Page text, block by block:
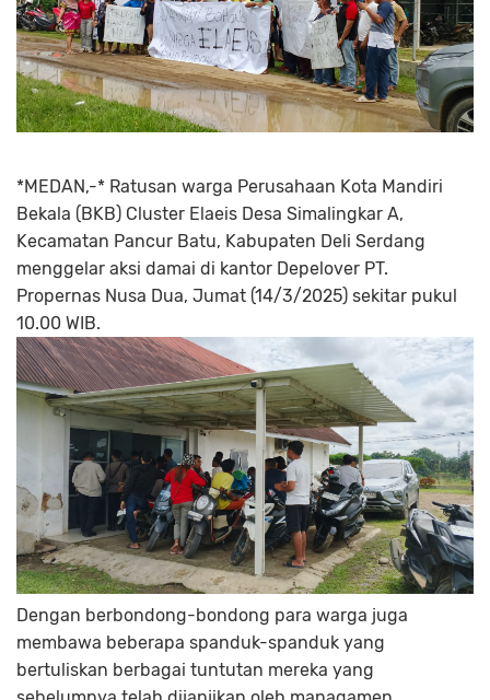
*MEDAN,-* Ratusan warga Perusahaan Kota Mandiri
Bekala (BKB) Cluster Elaeis Desa Simalingkar A,
Kecamatan Pancur Batu, Kabupaten Deli Serdang
menggelar aksi damai di kantor Depelover PT.
Propernas Nusa Dua, Jumat (14/3/2025) sekitar pukul
10.00 WIB.
Dengan berbondong-bondong para warga juga
membawa beberapa spanduk-spanduk yang
bertuliskan berbagai tuntutan mereka yang